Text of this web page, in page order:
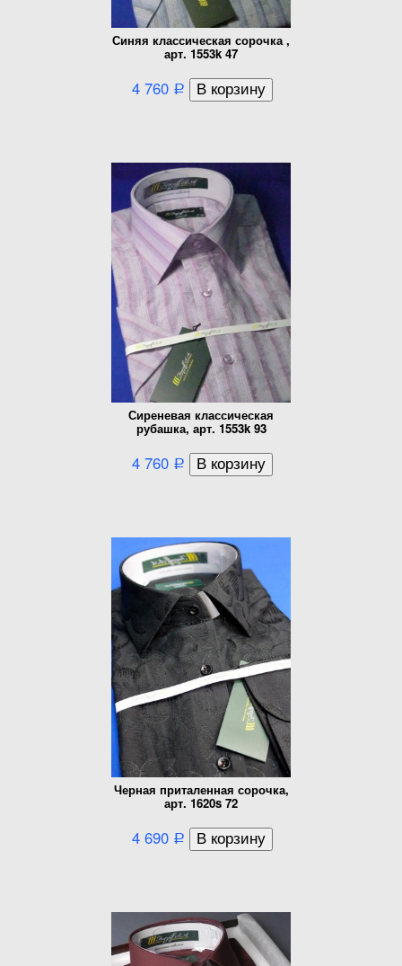
Синяя классическая сорочка ,
арт. 1553k 47
4 760 Р
Сиреневая классическая
рубашка, арт. 1553k 93
4 760 Р
Черная приталенная сорочка,
арт. 1620s 72
4 690 Р